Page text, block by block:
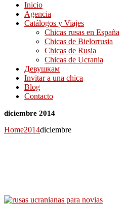
Inicio
Agencia
Catálogos y Viajes
Chicas rusas en España
Chicas de Bielorrusia
Chicas de Rusia
Chicas de Ucrania
Девушкам
Invitar a una chica
Blog
Contacto
diciembre 2014
Home2014diciembre